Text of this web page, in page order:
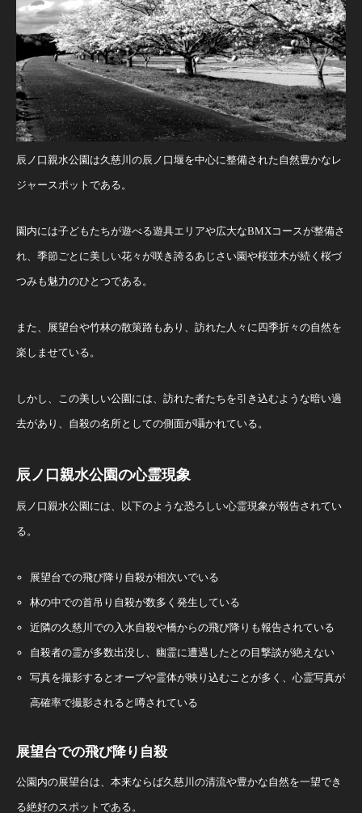
辰ノ口親水公園は久慈川の辰ノ口堰を中心に整備された自然豊かなレ
ジャースポットである。
園内には子どもたちが遊べる遊具エリアや広大なBMXコースが整備さ
れ、季節ごとに美しい花々が咲き誇るあじさい園や桜並木が続く桜づ
つみも魅力のひとつである。
また、展望台や竹林の散策路もあり、訪れた人々に四季折々の自然を
楽しませている。
しかし、この美しい公園には、訪れた者たちを引き込むような暗い過
去があり、自殺の名所としての側面が囁かれている。
辰ノ口親水公園の心霊現象
辰ノ口親水公園には、以下のような恐ろしい心霊現象が報告されてい
る。
展望台での飛び降り自殺が相次いでいる
林の中での首吊り自殺が数多く発生している
近隣の久慈川での入水自殺や橋からの飛び降りも報告されている
自殺者の霊が多数出没し、幽霊に遭遇したとの目撃談が絶えない
写真を撮影するとオーブや霊体が映り込むことが多く、心霊写真が
高確率で撮影されると噂されている
展望台での飛び降り自殺
公園内の展望台は、本来ならば久慈川の清流や豊かな自然を一望でき
る絶好のスポットである。